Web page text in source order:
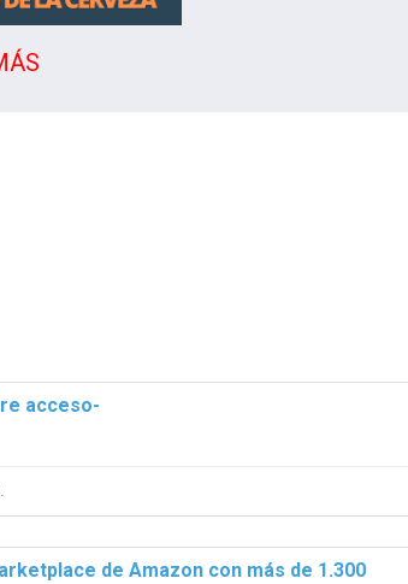
acceso-
de Amazon con más de 1.300